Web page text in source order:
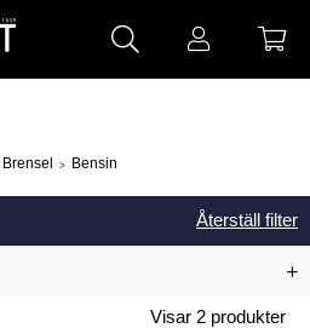
Brensel > Bensin
Återställ filter
Visar 2 produkter